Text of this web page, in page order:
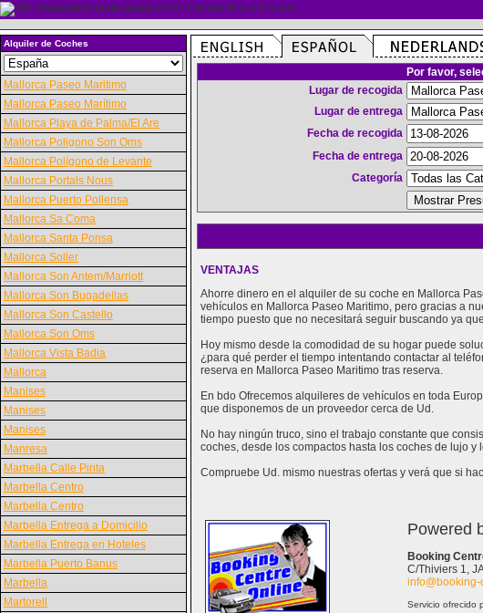
Alquiler de Coches
Mallorca Paseo Maritimo
Mallorca Paseo Marítimo
Mallorca Playa de Palma/El Are
Mallorca Poligono Son Oms
Mallorca Polígono de Levante
Mallorca Portals Nous
Mallorca Puerto Pollensa
Mallorca Sa Coma
Mallorca Santa Ponsa
Mallorca Soller
Mallorca Son Antem/Marriott
Mallorca Son Bugadellas
Mallorca Son Castello
Mallorca Son Oms
Mallorca Vista Badia
Mallorca
Manises
Manises
Manises
Manresa
Marbella Calle Pirita
Marbella Centro
Marbella Centro
Marbella Entrega a Domicilio
Marbella Entrega en Hoteles
Marbella Puerto Banus
Marbella
Martorell
Por favor,
Lugar de recogida
Lugar de entrega
Fecha de recogida
Fecha de entrega
Categoría
VENTAJAS
Ahorre dinero en el alquiler de su coche en Mallorca
vehículos en Mallorca Paseo Maritimo, pero gracias a
tiempo puesto que no necesitará seguir buscando ya
Hoy mismo desde la comodidad de su hogar puede
¿para qué perder el tiempo intentando contactar al
reserva en Mallorca Paseo Maritimo tras reserva.
En bdo Ofrecemos alquileres de vehículos en toda
que disponemos de un proveedor cerca de Ud.
No hay ningún truco, sino el trabajo constante que
coches, desde los compactos hasta los coches de lujo
Compruebe Ud. mismo nuestras ofertas y verá que si
Powered
Booking
C/Thiviers 1,
Servicio ofrecido